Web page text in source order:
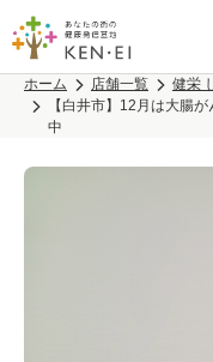
ホーム 店舗一覧 健栄
【白井市】12月は大腸
中